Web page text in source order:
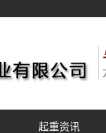
起重资讯